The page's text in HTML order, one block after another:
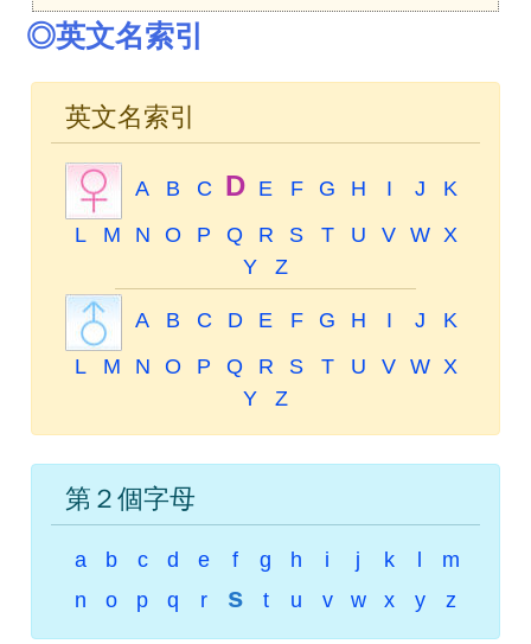
◎英文名索引
英文名索引
A B C D E F G H I J
K
L
M N O P Q R S T U V W X
Y
Z
A B C D E F G H I J
K
L
M N O P Q R S T U V W X
Y
Z
第２個字母
a b c d e f g h i j k
m
n
o p q r s t u v w x y z